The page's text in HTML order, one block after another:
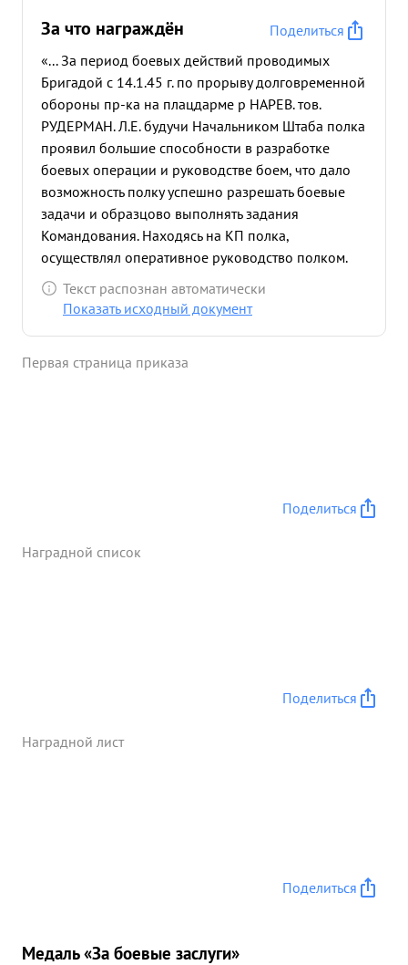
За что награждён
Поделиться
«... За период боевых действий проводимых
Бригадой с 14.1.45 г. по прорыву долговременной
обороны пр-ка на плацдарме р НАРЕВ. тов.
РУДЕРМАН. Л.Е. будучи Начальником Штаба полка
проявил большие способности в разработке
боевых операции и руководстве боем, что дало
возможность полку успешно разрешать боевые
задачи и образцово выполнять задания
Командования. Находясь на КП полка,
осуществлял оперативное руководство полком.
быстро отдавал четко отработанные приказания.
в бою по овладению опорными пунктами пр-ка -
ра полка и в преследовании пр-ка показал
разгром немцев и мужественные действия умелое
героизм проявленные в боях. ...»
Текст распознан автоматически
Показать исходный документ
Первая страница приказа
Поделиться
Наградной список
Поделиться
Наградной лист
Поделиться
Медаль «За боевые заслуги»